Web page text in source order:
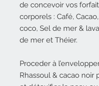
de concevoir vos
corporels : Café,
coco, Sel de mer &
de mer et Théier.
Proceder à
Rhassoul & cacao noir